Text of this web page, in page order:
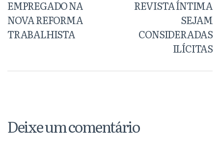
EMPREGADO NA
NOVA REFORMA
TRABALHISTA
REVISTA ÍNTIMA
SEJAM
CONSIDERADAS
ILÍCITAS
Deixe um comentário